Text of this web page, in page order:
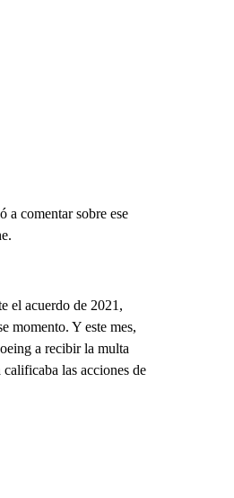
a comentar sobre ese
el acuerdo de 2021,
momento. Y este mes,
a recibir la multa
las acciones de